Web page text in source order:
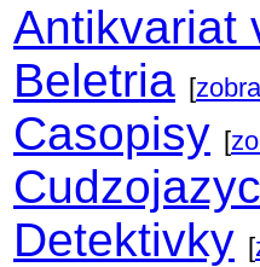
Antikvariat
Beletria [
Casopisy [
Detektivky [